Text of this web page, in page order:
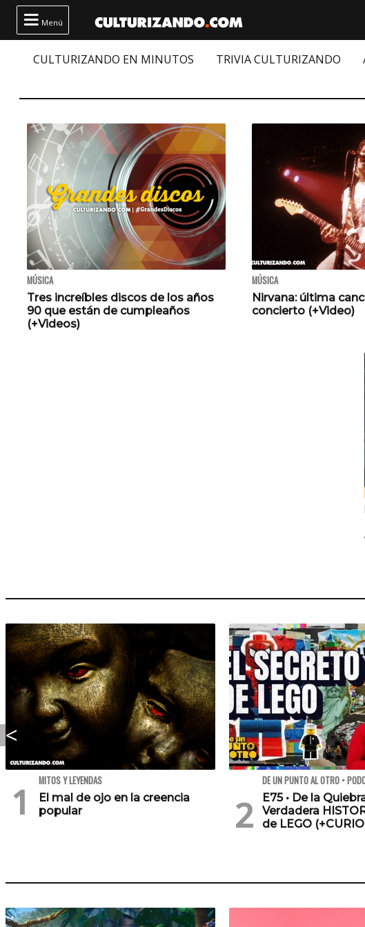
 Menú
CULTURIZANDO EN MINUTOS TRIVIA CULTURIZANDO
MÚSICA
Tres increíbles discos de los años
90 que están de cumpleaños
(+Videos)
MÚSICA
Nirvana: última
concierto (+Video)
MITOS Y LEYENDAS
El mal de ojo en la creencia
popular
DE UN PUNTO AL OTRO •
E75 • De la
Verdadera
de LEGO